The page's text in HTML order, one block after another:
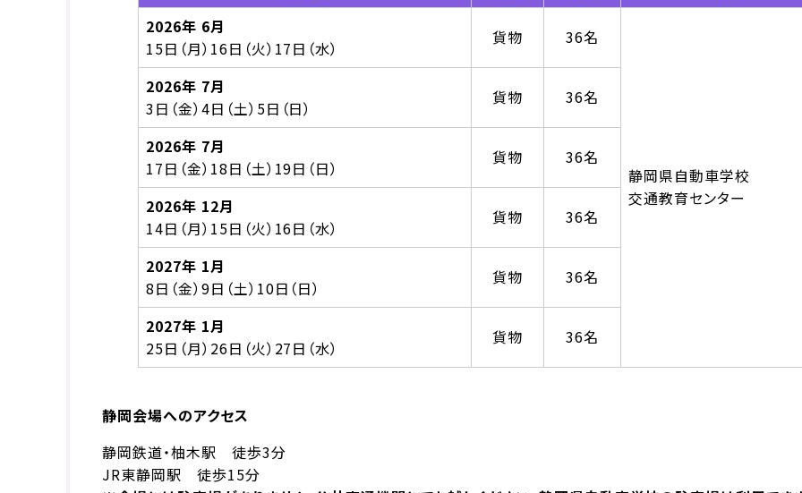
2026年 6月
15日（月）16日（火）17日（水）
貨物 36名
静岡県自動車学校
交通教育センター
2026年 7月
3日（金）4日（土）5日（日）
貨物 36名
2026年 7月
17日（金）18日（土）19日（日）
貨物 36名
2026年 12月
14日（月）15日（火）16日（水）
貨物 36名
2027年 1月
8日（金）9日（土）10日（日）
貨物 36名
2027年 1月
25日（月）26日（火）27日（水）
貨物 36名
静岡会場へのアクセス
静岡鉄道・柚木駅 徒歩3分
JR東静岡駅 徒歩15分